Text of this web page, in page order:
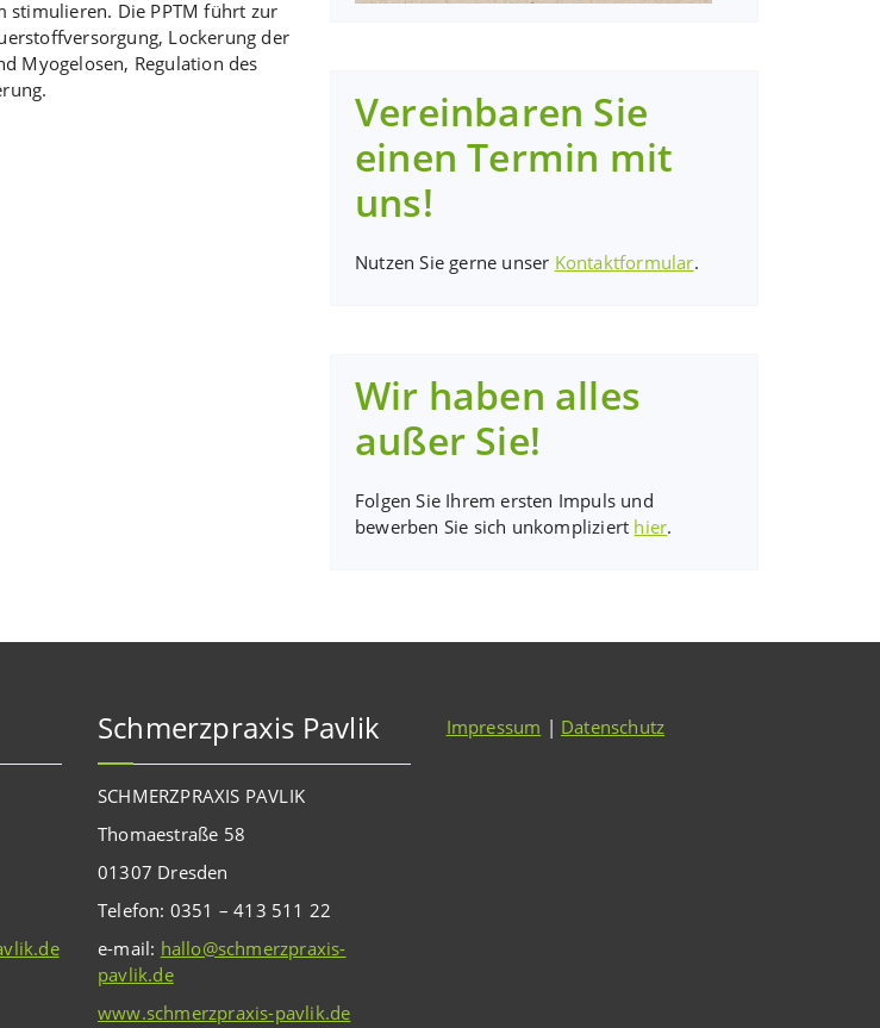
stimulieren. Die PPTM führt zur
Lockerung der
Myogelosen, Regulation des
Vereinbaren Sie
einen Termin mit
uns!
Nutzen Sie gerne unser Kontaktformular.
Wir haben alles
außer Sie!
Folgen Sie Ihrem ersten Impuls und
bewerben Sie sich unkompliziert hier.
Schmerzpraxis Pavlik
SCHMERZPRAXIS PAVLIK
Thomaestraße 58
01307 Dresden
Telefon: 0351 – 413 511 22
e-mail: hallo@schmerzpraxis-
pavlik.de
www.schmerzpraxis-pavlik.de
Impressum | Datenschutz